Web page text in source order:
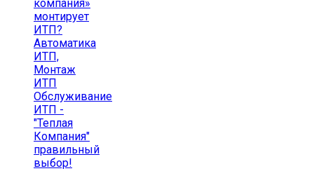
компания»
монтирует
ИТП?
Автоматика
ИТП,
Монтаж
ИТП
Обслуживание
ИТП -
"Теплая
Компания"
правильный
выбор!